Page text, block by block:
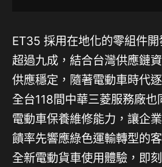
ET35 採用在地化的零組件
超過九成，結合台灣供應鏈
供應穩定，隨著電動車時代
全台118間中華三菱服務廠也
電動車保養維修能力，讓企
饋率先響應綠色運輸轉型的
全新電動貨車使用體驗，即